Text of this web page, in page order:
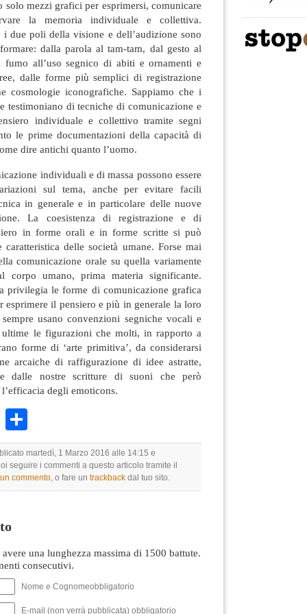
solo mezzi grafici per esprimersi, comunicare
la memoria individuale e collettiva.
due poli della visione e dell’audizione sono
dalla parola al tam-tam, dal gesto al
fumo all’uso segnico di abiti e ornamenti e
dalle forme più semplici di registrazione
cosmologie iconografiche. Sappiamo che i
testimoniano di tecniche di comunicazione e
individuale e collettivo tramite segni
le prime documentazioni della capacità di
dire antichi quanto l’uomo.
individuali e di massa possono essere
sul tema, anche per evitare facili
in generale e in particolare delle nuove
La coesistenza di registrazione e di
in forme orali e in forme scritte si può
caratteristica delle società umane. Forse mai
comunicazione orale su quella variamente
corpo umano, prima materia significante.
privilegia le forme di comunicazione grafica
esprimere il pensiero e più in generale la loro
usano convenzioni segniche vocali e
le figurazioni che molti, in rapporto a
forme di ‘arte primitiva’, da considerarsi
arcaiche di raffigurazione di idee astratte,
dalle nostre scritture di suoni che però
degli emoticons.
WhatsApp
martedì, 1 Marzo 2016 alle 14:15 e
seguire i commenti a questo articolo tramite il
commento, o fare un trackback dal tuo sito.
una lunghezza massima di 1500 battute.
consecutivi.
Nome e Cognomeobbligatorio
E-mail (non verrà pubblicata) obbligatorio